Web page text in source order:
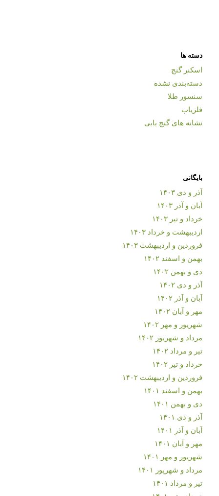
دسته ها
اسکنر گنج
دسته‌بندی نشده
سنسور طلا
فلزیاب
نشانه های گنج یابی
بایگانی
آذر و دی ۱۴۰۳
آبان و آذر ۱۴۰۳
خرداد و تیر ۱۴۰۳
اردیبهشت و خرداد ۱۴۰۳
فروردین و اردیبهشت ۱۴۰۳
بهمن و اسفند ۱۴۰۲
دی و بهمن ۱۴۰۲
آذر و دی ۱۴۰۲
آبان و آذر ۱۴۰۲
مهر و آبان ۱۴۰۲
شهریور و مهر ۱۴۰۲
مرداد و شهریور ۱۴۰۲
تیر و مرداد ۱۴۰۲
خرداد و تیر ۱۴۰۲
فروردین و اردیبهشت ۱۴۰۲
بهمن و اسفند ۱۴۰۱
دی و بهمن ۱۴۰۱
آذر و دی ۱۴۰۱
آبان و آذر ۱۴۰۱
مهر و آبان ۱۴۰۱
شهریور و مهر ۱۴۰۱
مرداد و شهریور ۱۴۰۱
تیر و مرداد ۱۴۰۱